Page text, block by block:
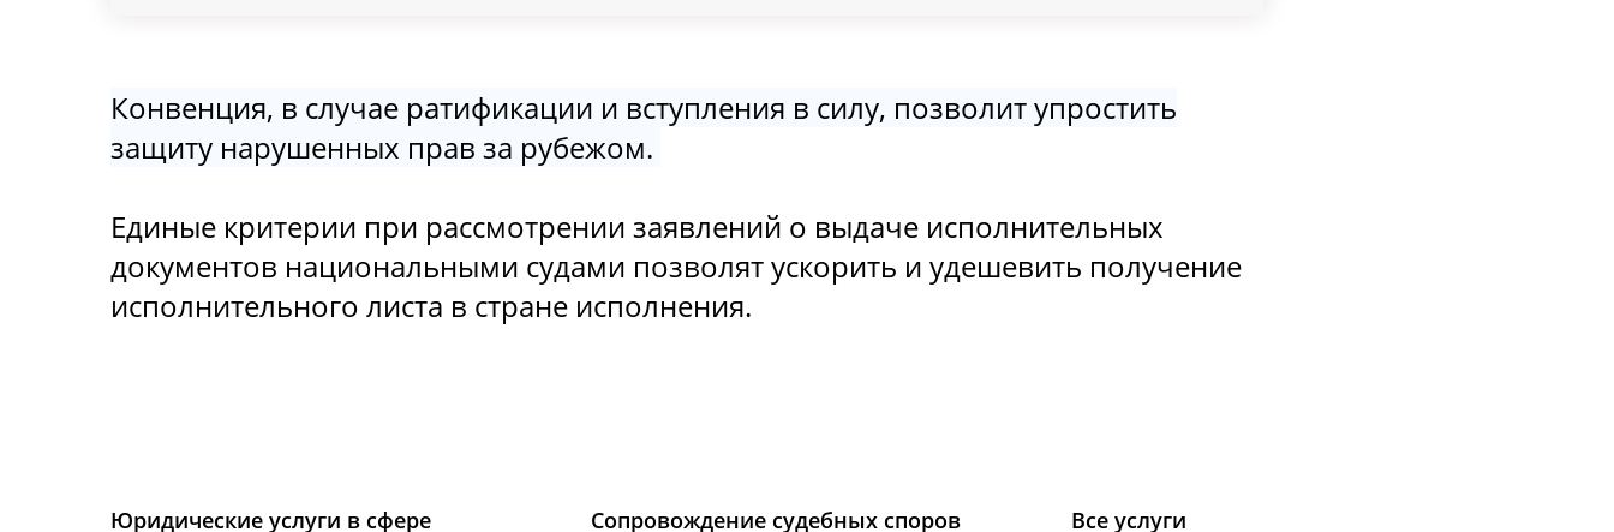
Конвенция, в случае ратификации и вступления в силу, позволит упростить
защиту нарушенных прав за рубежом.
Единые критерии при рассмотрении заявлений о выдаче исполнительных
документов национальными судами позволят ускорить и удешевить получение
исполнительного листа в стране исполнения.
Юридические услуги в сфере
Сопровождение судебных споров Все услуги